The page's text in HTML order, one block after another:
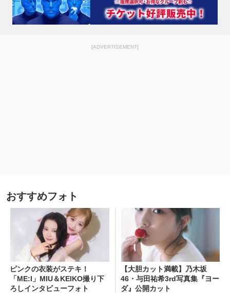
[ADVERTISEMENT]
おすすめフォト
ピンクの衣装がステキ！
「ME:I」MIU＆KEIKO撮り下
ろしインタビューフォト
【大胆カット満載】乃木坂
46・与田祐希3rd写真集『ヨー
ダ』公開カット